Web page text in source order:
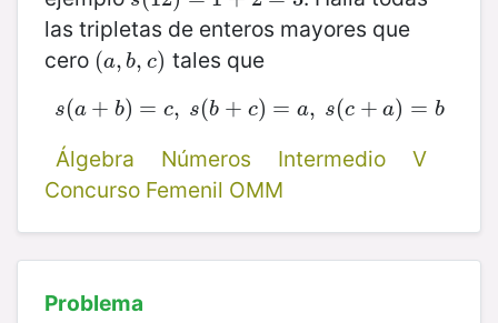
las tripletas de enteros mayores que
cero (a, b, c)
(a,b,c) tales que
s(a + b) = c, s(b + c) = a, s(c + a) = b
s (a+b )=c, s( b+c) =a , s c+a)=b
Álgebra
Números Intermedio
V
Concurso Femenil OMM
Problema